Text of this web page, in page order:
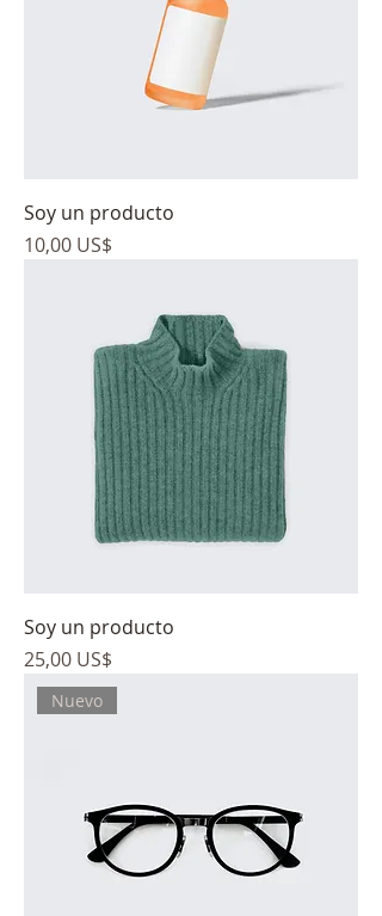
Soy un producto
Precio
10,00 US$
Soy un producto
Precio
25,00 US$
Nuevo